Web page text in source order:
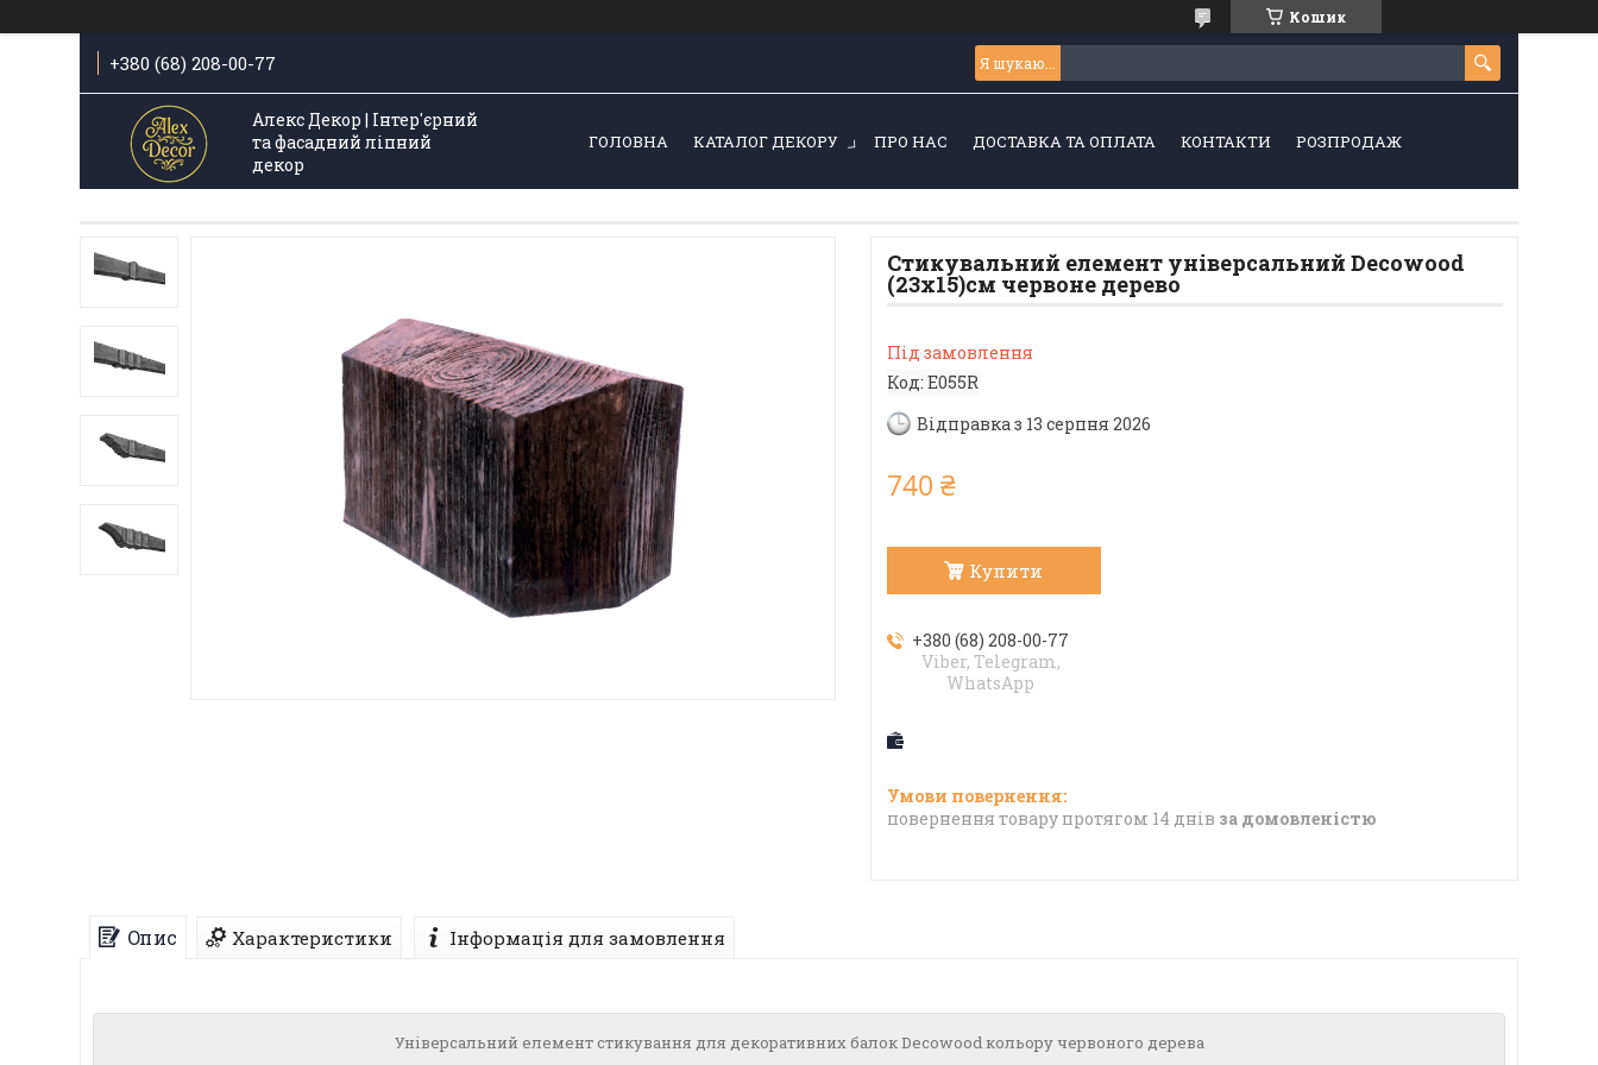
Кошик
+380 (68) 208-00-77
Алекс Декор | Інтер'єрний
та фасадний ліпний
декор
ГОЛОВНА КАТАЛОГ ДЕКОРУ ПРО НАС ДОСТАВКА ТА ОПЛАТА КОНТАКТИ РОЗПРОДАЖ
Стикувальний елемент універсальний Decowood
(23x15)см червоне дерево
Під замовлення
Код: E055R
Відправка з 13 серпня 2026
740 ₴
Купити
+380 (68) 208-00-77
Viber, Telegram,
WhatsApp
повернення товару протягом 14 днів за домовленістю
Опис Характеристики Інформація для замовлення
Універсальний елемент стикування для декоративних балок Decowood кольору червоного дерева